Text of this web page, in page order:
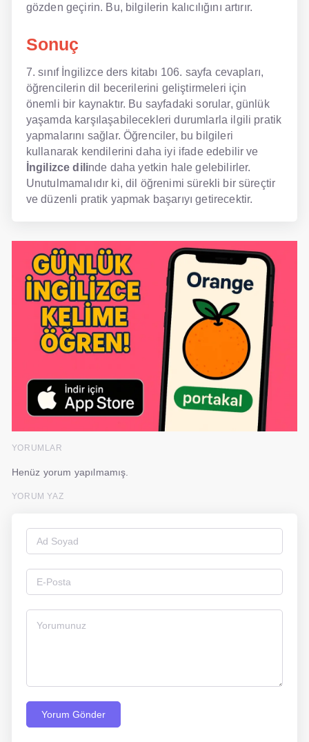
gözden geçirin. Bu, bilgilerin kalıcılığını artırır.
Sonuç
7. sınıf İngilizce ders kitabı 106. sayfa cevapları,
öğrencilerin dil becerilerini geliştirmeleri için
önemli bir kaynaktır. Bu sayfadaki sorular, günlük
yaşamda karşılaşabilecekleri durumlarla ilgili pratik
yapmalarını sağlar. Öğrenciler, bu bilgileri
kullanarak kendilerini daha iyi ifade edebilir ve
İngilizce dilinde daha yetkin hale gelebilirler.
Unutulmamalıdır ki, dil öğrenimi sürekli bir süreçtir
ve düzenli pratik yapmak başarıyı getirecektir.
YORUMLAR
Henüz yorum yapılmamış.
YORUM YAZ
Yorum Gönder